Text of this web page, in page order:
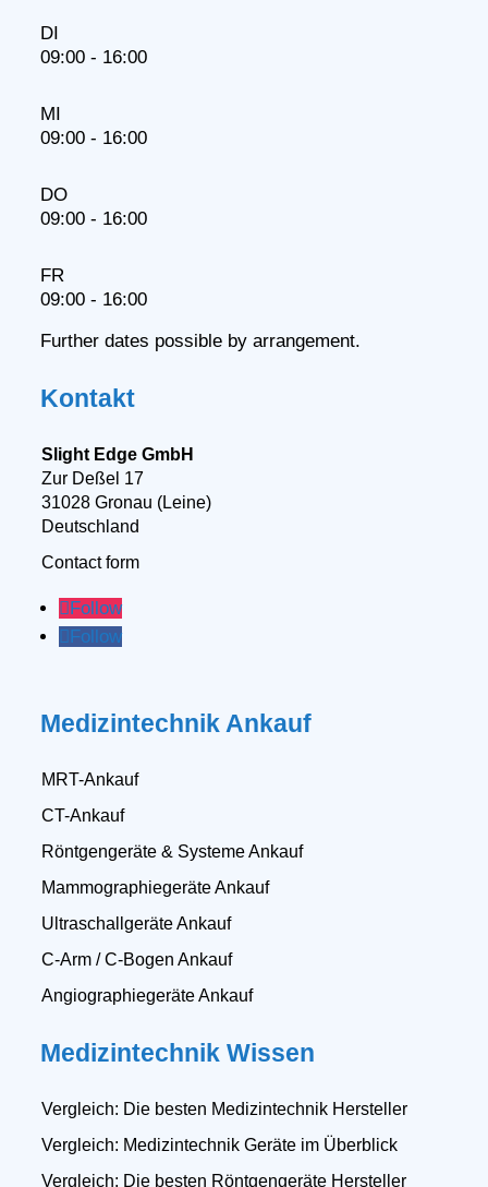
DI
09:00 - 16:00
MI
09:00 - 16:00
DO
09:00 - 16:00
FR
09:00 - 16:00
Further dates possible by arrangement.
Kontakt
Slight Edge GmbH
Zur Deßel 17
31028 Gronau (Leine)
Deutschland
Contact form
Follow
Follow
Medizintechnik Ankauf
MRT-Ankauf
CT-Ankauf
Röntgengeräte & Systeme Ankauf
Mammographiegeräte Ankauf
Ultraschallgeräte Ankauf
C-Arm / C-Bogen Ankauf
Angiographiegeräte Ankauf
Medizintechnik Wissen
Vergleich: Die besten Medizintechnik Hersteller
Vergleich: Medizintechnik Geräte im Überblick
Vergleich: Die besten Röntgengeräte Hersteller